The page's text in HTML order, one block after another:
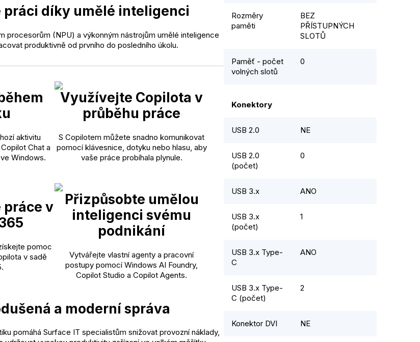
práci díky umělé inteligenci
procesorům (NPU) a výkonným nástrojům umělé inteligence
produktivně od prvního do posledního úkolu.
aktivitu
Chat a
Windows.
Využívejte Copilota v
průběhu práce
S Copilotem můžete snadno komunikovat
pomocí klávesnice, dotyku nebo hlasu, aby
vaše práce probíhala plynule.
v
pomoc
v sadě
Přizpůsobte umělou
inteligenci svému
podnikání
Vytvářejte vlastní agenty a pracovní
postupy pomocí Windows AI Foundry,
Copilot Studio a Copilot Agents.
a moderní správa
pomáhá Surface IT specialistům snižovat provozní náklady,
Rozměry
paměti
BEZ
PŘÍSTUPNÝCH
SLOTŮ
Paměť - počet
volných slotů
0
Konektory
USB 2.0 NE
USB 2.0
(počet)
0
USB 3.x ANO
USB 3.x
(počet)
1
USB 3.x Type-
C
ANO
USB 3.x Type-
C (počet)
2
Konektor DVI NE